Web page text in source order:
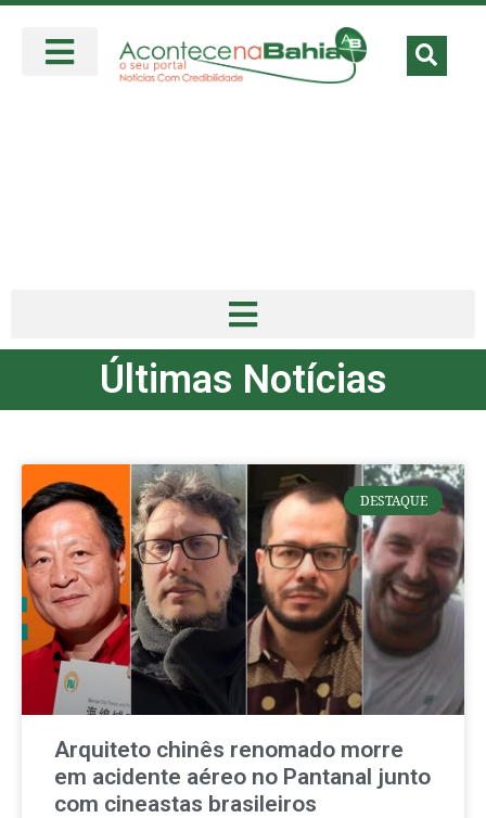
Últimas Notícias
DESTAQUE
Arquiteto chinês renomado morre
em acidente aéreo no Pantanal junto
com cineastas brasileiros